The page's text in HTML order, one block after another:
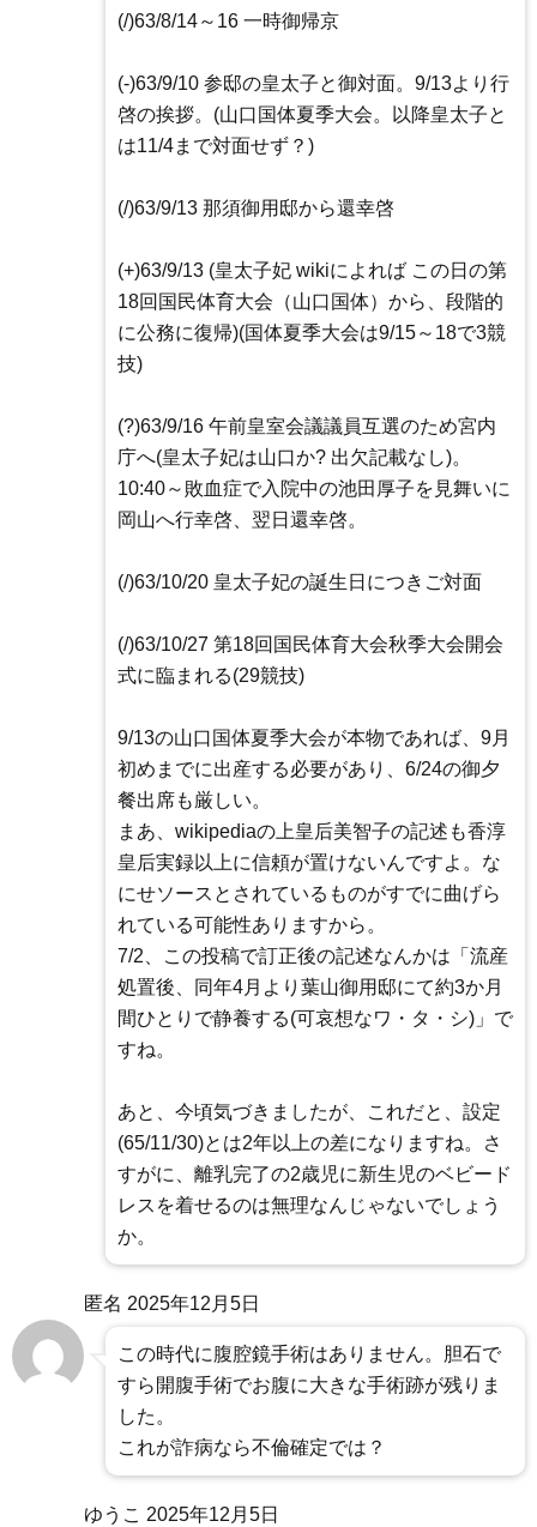
(/)63/8/14～16 一時御帰京
(-)63/9/10 参邸の皇太子と御対面。9/13より行
啓の挨拶。(山口国体夏季大会。以降皇太子と
は11/4まで対面せず？)
(/)63/9/13 那須御用邸から還幸啓
(+)63/9/13 (皇太子妃 wikiによれば この日の第
18回国民体育大会（山口国体）から、段階的
に公務に復帰)(国体夏季大会は9/15～18で3競
技)
(?)63/9/16 午前皇室会議議員互選のため宮内
庁へ(皇太子妃は山口か? 出欠記載なし)。
10:40～敗血症で入院中の池田厚子を見舞いに
岡山へ行幸啓、翌日還幸啓。
(/)63/10/20 皇太子妃の誕生日につきご対面
(/)63/10/27 第18回国民体育大会秋季大会開会
式に臨まれる(29競技)
9/13の山口国体夏季大会が本物であれば、9月
初めまでに出産する必要があり、6/24の御夕
餐出席も厳しい。
まあ、wikipediaの上皇后美智子の記述も香淳
皇后実録以上に信頼が置けないんですよ。な
にせソースとされているものがすでに曲げら
れている可能性ありますから。
7/2、この投稿で訂正後の記述なんかは「流産
処置後、同年4月より葉山御用邸にて約3か月
間ひとりで静養する(可哀想なワ・タ・シ)」で
すね。
あと、今頃気づきましたが、これだと、設定
(65/11/30)とは2年以上の差になりますね。さ
すがに、離乳完了の2歳児に新生児のベビード
レスを着せるのは無理なんじゃないでしょう
か。
匿名 2025年12月5日
この時代に腹腔鏡手術はありません。胆石で
すら開腹手術でお腹に大きな手術跡が残りま
した。
これが詐病なら不倫確定では？
ゆうこ 2025年12月5日